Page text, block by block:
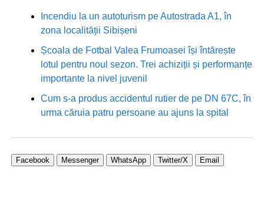
Incendiu la un autoturism pe Autostrada A1, în
zona localității Sibișeni
Școala de Fotbal Valea Frumoasei își întărește
lotul pentru noul sezon. Trei achiziții și performanțe
importante la nivel juvenil
Cum s-a produs accidentul rutier de pe DN 67C, în
urma căruia patru persoane au ajuns la spital
Facebook Messenger WhatsApp Twitter/X Email